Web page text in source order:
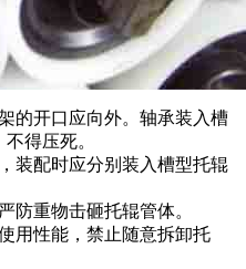
开口应向外。轴承装入槽
得压死。
配时应分别装入槽型托辊
重物击砸托辊管体。
性能，禁止随意拆卸托